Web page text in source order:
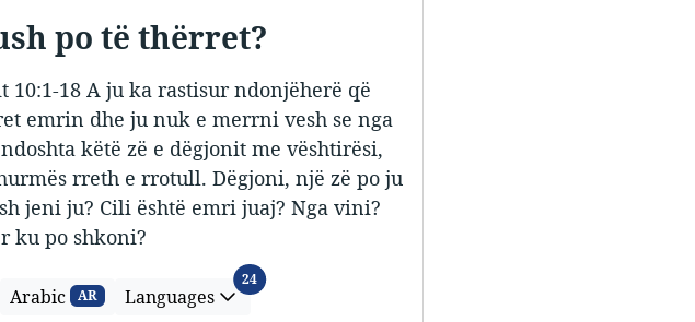
po të thërret?
18 A ju ka rastisur ndonjëherë që
emrin dhe ju nuk e merrni vesh se nga
këtë zë e dëgjonit me vështirësi,
rreth e rrotull. Dëgjoni, një zë po ju
jeni ju? Cili është emri juaj? Nga vini?
ku po shkoni?
Arabic AR Languages
24Languages